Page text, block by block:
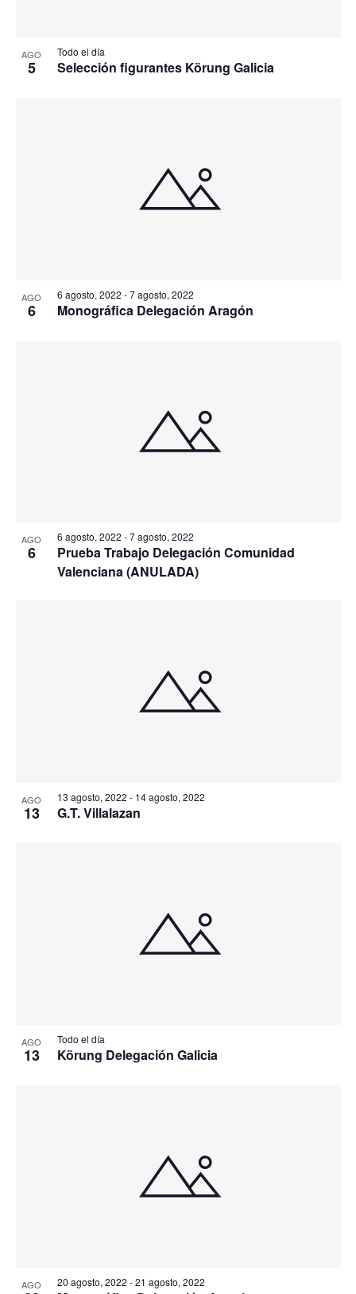
AGO
5
Todo el día
Selección figurantes Körung Galicia
AGO
6
6 agosto, 2022 -7 agosto, 2022
Monográfica Delegación Aragón
AGO
6
6 agosto, 2022 -7 agosto, 2022
Prueba Trabajo Delegación Comunidad
Valenciana (ANULADA)
AGO
13
13 agosto, 2022 - 14 agosto, 2022
G.T. Villalazan
AGO
13
Todo el día
Körung Delegación Galicia
AGO 20 agosto, 2022 -21 agosto, 2022